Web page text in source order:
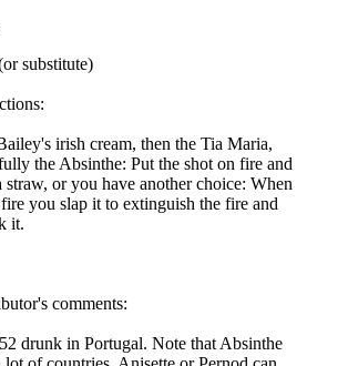
substitute)
irish cream, then the Tia Maria,
the Absinthe: Put the shot on fire and
or you have another choice: When
you slap it to extinguish the fire and
it.
comments:
drunk in Portugal. Note that Absinthe